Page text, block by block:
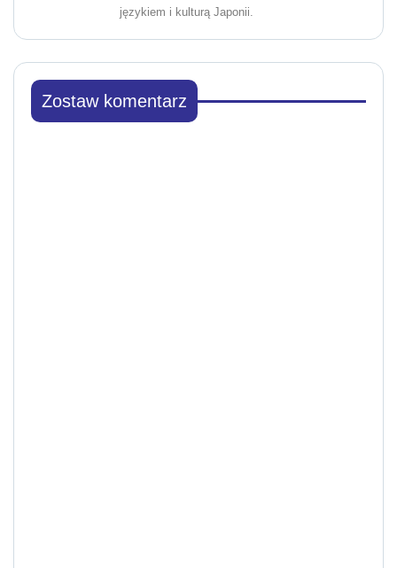
językiem i kulturą Japonii.
Zostaw komentarz